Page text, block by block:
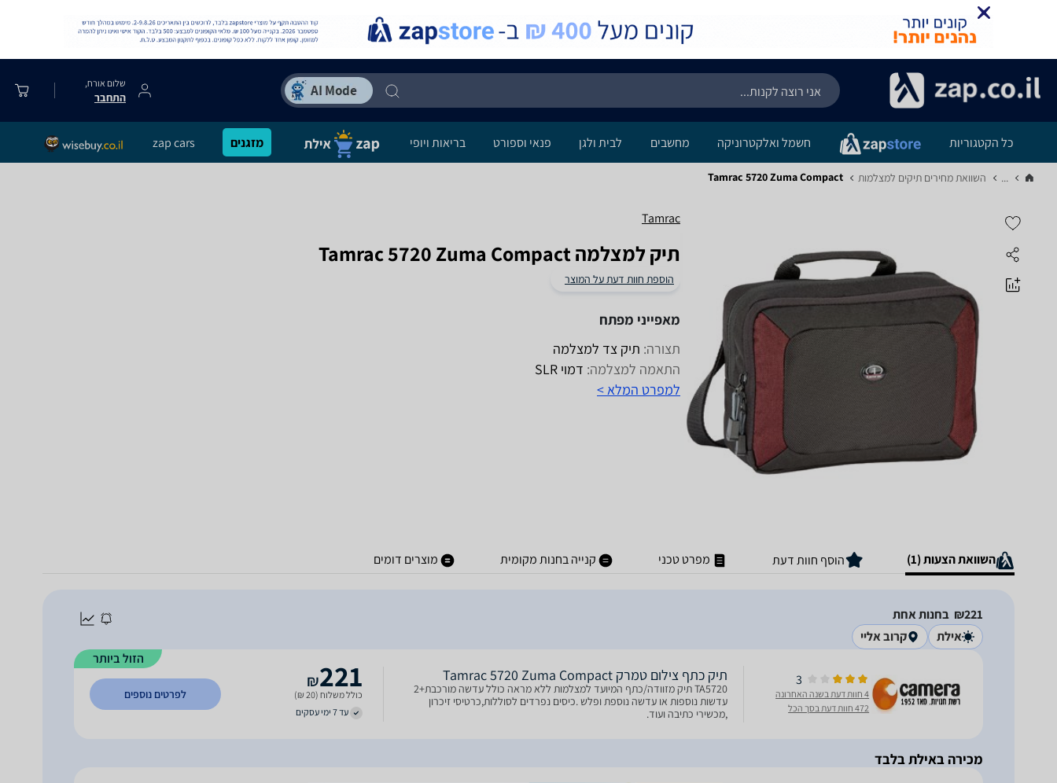
שלום אורח,
התחבר
כל הקטגוריות חשמל ואלקטרוניקה מחשבים לבית ולגן פנאי וספורט בריאות ויופי מזגנים zap cars
... השוואת מחירים תיקים למצלמות‏ Tamrac 5720 Zuma Compact
Tamrac
תיק למצלמה Tamrac 5720 Zuma Compact
הוספת חוות דעת על המוצר
מאפייני מפתח
תצורה: תיק צד למצלמה
התאמה למצלמה: דמוי SLR
למפרט המלא >
השוואת הצעות (1) הוסף חוות דעת מפרט טכני קנייה בחנות מקומית מוצרים דומים
221‏₪
בחנות אחת
אילת
קרוב אליי
הזול ביותר
3
4 חוות דעת בשנה האחרונה
472 חוות דעת בסך הכל
תיק כתף צילום טמרק Tamrac 5720 Zuma Compact
TA5720 תיק מזוודה/כתף המיועד למצלמות ללא מראה כולל עדשה מורכבת+2
עדשות נוספות או עדשה נוספת ופלש .כיסים נפרדים לסוללות,כרטיסי זיכרון
,מכשירי כתיבה ועוד.
221
₪
כולל משלוח (20 ₪)
עד 7 ימי עסקים
לפרטים נוספים
מכירה באילת בלבד